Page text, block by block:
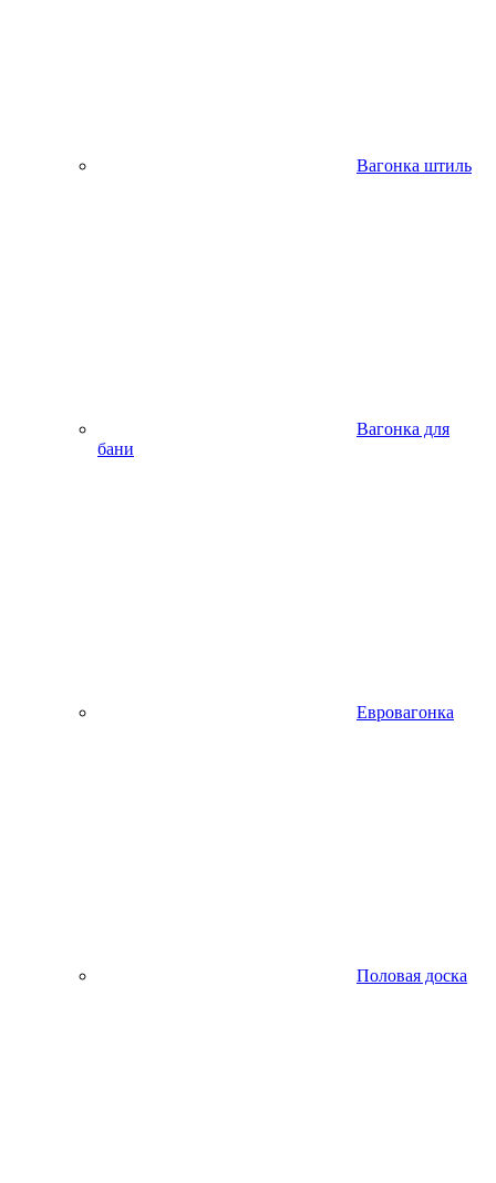
Вагонка штиль
Вагонка для
бани
Евровагонка
Половая доска